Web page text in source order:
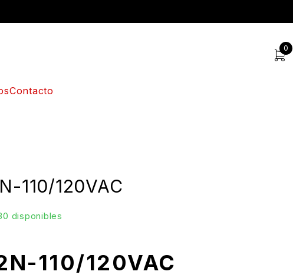
0
Contacto
110/120VAC
disponibles
110/120VAC